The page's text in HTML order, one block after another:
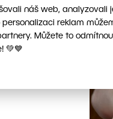
náš web, analyzovali
reklam
Můžete to
💚💙